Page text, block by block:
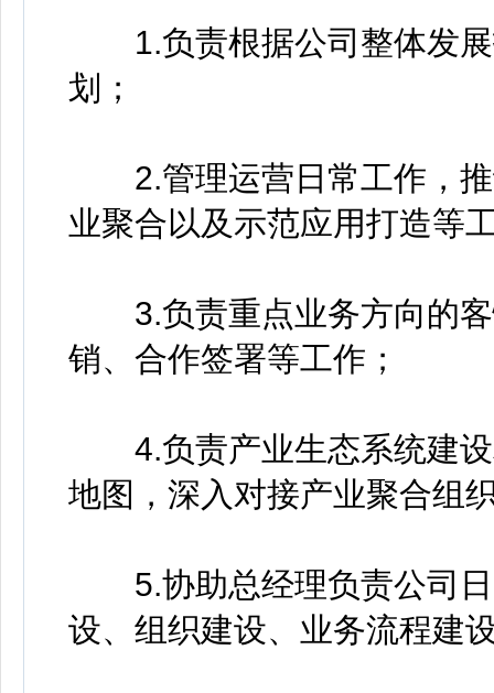
1.负责根据公司整体发展
划；
2.管理运营日常工作，推
业聚合以及示范应用打造等
3.负责重点业务方向的客
销、合作签署等工作；
4.负责产业生态系统建设
地图，深入对接产业聚合组
5.协助总经理负责公司日
设、组织建设、业务流程建